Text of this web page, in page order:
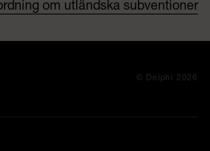
om utländska subventioner
© Delphi 2026